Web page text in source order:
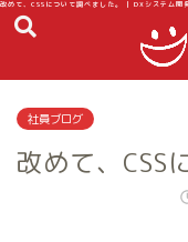
改めて、CSSについて調べました。 | DXシステム
社員ブログ
改めて、CSS